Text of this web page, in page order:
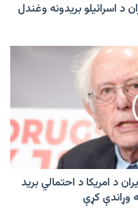
د اسرائیلو بریدونه وغندل
د امریکا د احتمالي برید
وړاندې کړې